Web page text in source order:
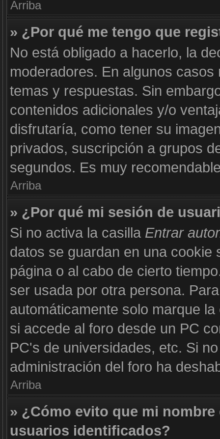
Arriba
» ¿Por qué me tengo que
No está obligado a hacerlo, la
moderadores. En algunos
temas y respuestas. Sin
contenidos adicionales y/o
disfrutaría, como tener su
privados, suscripción a grupos
segundos. Es muy
Arriba
» ¿Por qué mi sesión de
Si no activa la casilla Entrar
datos se guardan en una cookie
página o al cabo de cierto
ser usada por otra persona.
automáticamente solo marque
si accede al foro desde un PC
PC's de universidades, etc. Si
administración del foro ha
Arriba
» ¿Cómo evito que mi
usuarios identificados?